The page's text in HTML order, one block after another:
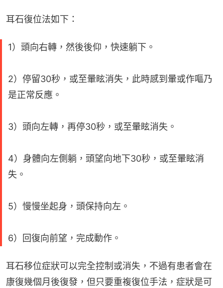
耳石復位法如下：
1）頭向右轉，然後後仰，快速躺下。
2）停留30秒，或至暈眩消失，此時感到暈或作嘔乃
是正常反應。
3）頭向左轉，再停30秒，或至暈眩消失。
4）身體向左側躺，頭望向地下30秒，或至暈眩消
失。
5）慢慢坐起身，頭保持向左。
6）回復向前望，完成動作。
耳石移位症狀可以完全控制或消失，不過有患者會在
康復幾個月後復發，但只要重複復位手法，症狀是可